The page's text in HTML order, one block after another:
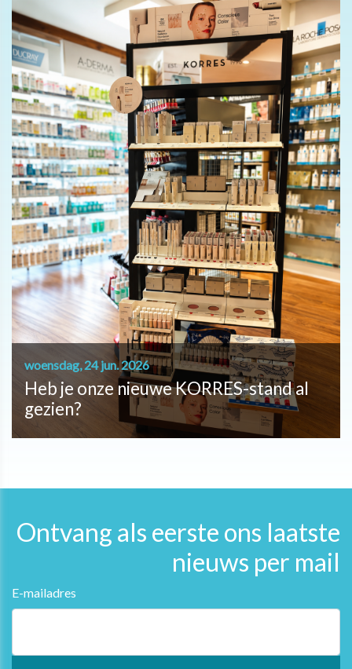
woensdag, 24 jun. 2026
Heb je onze nieuwe KORRES-stand al
gezien?
Ontvang als eerste ons laatste
nieuws per mail
E-mailadres